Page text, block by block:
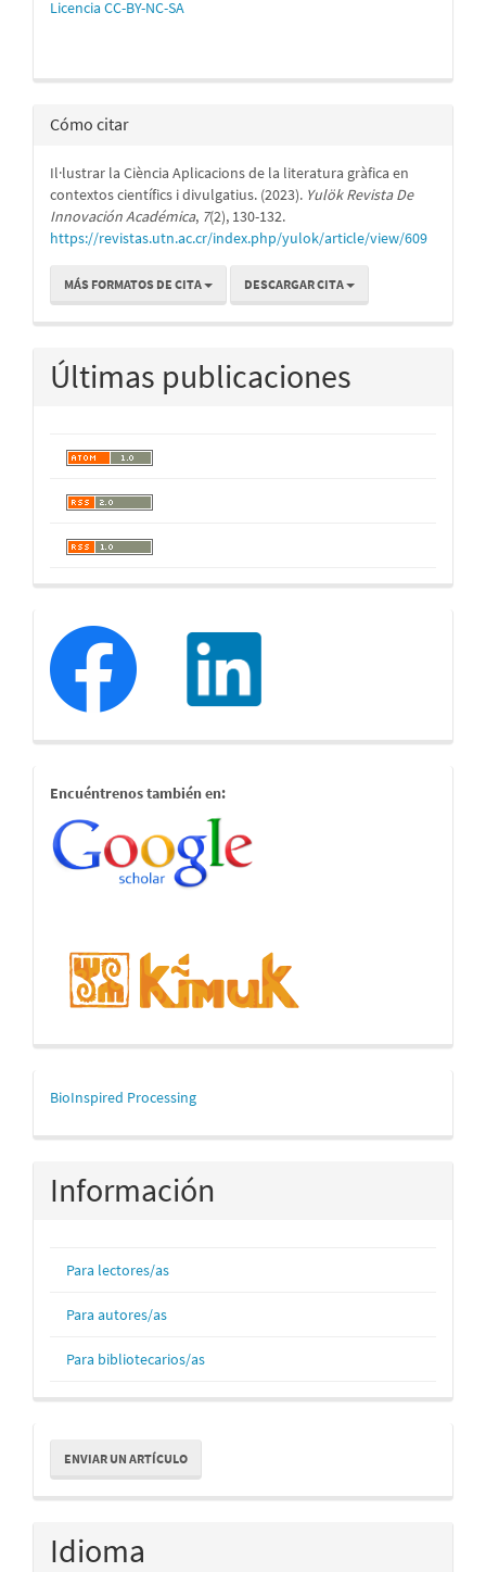
Licencia CC-BY-NC-SA
Cómo citar
Il·lustrar la Ciència Aplicacions de la literatura gràfica en
contextos científics i divulgatius. (2023). Yulök Revista De
Innovación Académica, 7(2), 130-132.
https://revistas.utn.ac.cr/index.php/yulok/article/view/609
MÁS FORMATOS DE CITA DESCARGAR CITA
Últimas publicaciones
redessociales
estamostambien
Encuéntrenos también en:
mascerca
BioInspired Processing
Información
Para lectores/as
Para autores/as
Para bibliotecarios/as
Enviar
un
artículo
ENVIAR UN ARTÍCULO
Idioma